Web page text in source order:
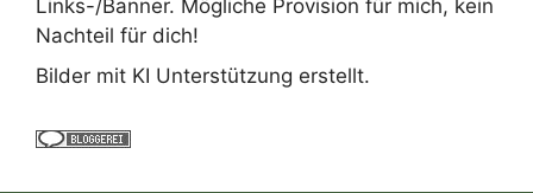
Links-/Banner. Mögliche Provision für mich, kein
Nachteil für dich!
Bilder mit KI Unterstützung erstellt.